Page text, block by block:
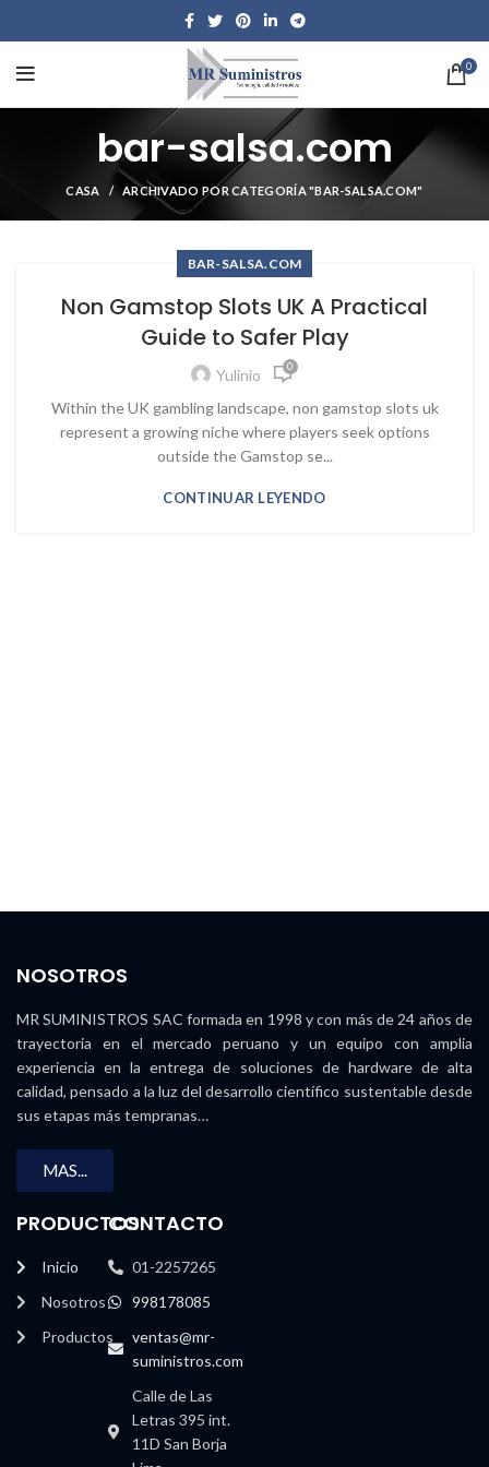
0
bar-salsa.com
CASA ARCHIVADO POR CATEGORÍA "BAR-SALSA.COM"
BAR-SALSA.COM
Non Gamstop Slots UK A Practical
Guide to Safer Play
Yulinio 0
Within the UK gambling landscape, non gamstop slots uk
represent a growing niche where players seek options
outside the Gamstop se...
CONTINUAR LEYENDO
NOSOTROS
MR SUMINISTROS SAC formada en 1998 y con más de 24 años de
trayectoria en el mercado peruano y un equipo con amplia
experiencia en la entrega de soluciones de hardware de alta
calidad, pensado a la luz del desarrollo científico sustentable desde
sus etapas más tempranas…
MAS...
PRODUCTOS
Inicio
Nosotros
Productos
CONTACTO
01-2257265
998178085
ventas@mr-
suministros.com
Calle de Las
Letras 395 int.
11D San Borja